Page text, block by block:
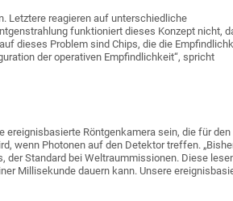
Letztere reagieren auf unterschiedliche
funktioniert dieses Konzept nicht,
dieses Problem sind Chips, die die
der operativen Empfindlichkeit“, spricht
ereignisbasierte Röntgenkamera sein, die für den
wenn Photonen auf den Detektor treffen.
Standard bei Weltraummissionen. Diese
Millisekunde dauern kann. Unsere